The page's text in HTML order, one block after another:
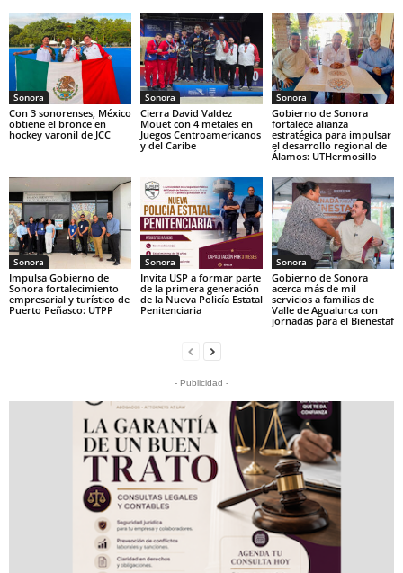
Sonora
Con 3 sonorenses, México
obtiene el bronce en
hockey varonil de JCC
Sonora
Cierra David Valdez
Mouet con 4 metales en
Juegos Centroamericanos
y del Caribe
Sonora
Gobierno de Sonora
fortalece alianza
estratégica para impulsar
el desarrollo regional de
Álamos: UTHermosillo
Sonora
Impulsa Gobierno de
Sonora fortalecimiento
empresarial y turístico de
Puerto Peñasco: UTPP
Sonora
Invita USP a formar parte
de la primera generación
de la Nueva Policía Estatal
Penitenciaria
Sonora
Gobierno de Sonora
acerca más de mil
servicios a familias de
Valle de Agualurca con
jornadas para el Bienestaf
- Publicidad -